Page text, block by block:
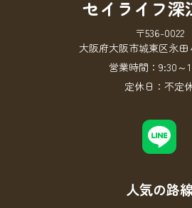
セイライフ深
〒536-0022
大阪府大阪市城東区永田
営業時間： 9:30～
定休日： 不定
人気の路